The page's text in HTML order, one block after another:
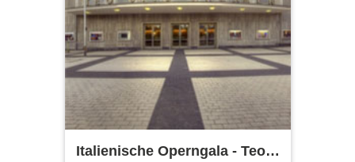
Italienische Operngala - Teo